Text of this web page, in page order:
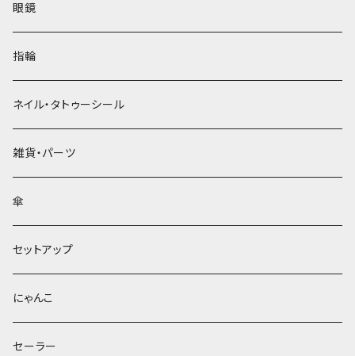
眼鏡
指輪
ネイル・タトゥーシール
雑貨・パーツ
傘
セットアップ
にゃんこ
セーラー